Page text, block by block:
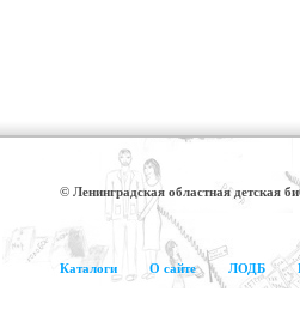
© Ленинградская областная детская
Каталоги О сайте ЛОДБ